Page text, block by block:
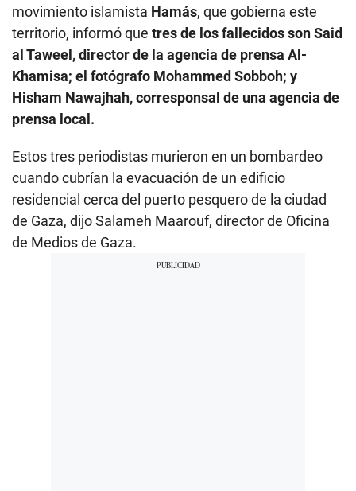
movimiento islamista Hamás, que gobierna este
territorio, informó que tres de los fallecidos son Said
al Taweel, director de la agencia de prensa Al-
Khamisa; el fotógrafo Mohammed Sobboh; y
Hisham Nawajhah, corresponsal de una agencia de
prensa local.
Estos tres periodistas murieron en un bombardeo
cuando cubrían la evacuación de un edificio
residencial cerca del puerto pesquero de la ciudad
de Gaza, dijo Salameh Maarouf, director de Oficina
de Medios de Gaza.